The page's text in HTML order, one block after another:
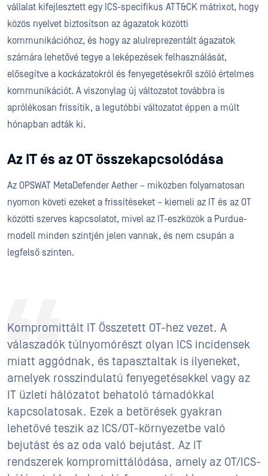
vállalat kifejlesztett egy ICS-specifikus ATT&CK mátrixot, hogy
közös nyelvet biztosítson az ágazatok közötti
kommunikációhoz, és hogy az alulreprezentált ágazatok
számára lehetővé tegye a leképezések felhasználását,
elősegítve a kockázatokról és fenyegetésekről szóló értelmes
kommunikációt. A viszonylag új változatot továbbra is
aprólékosan frissítik, a legutóbbi változatot éppen a múlt
hónapban adták ki.
Az IT és az OT összekapcsolódása
Az OPSWAT MetaDefender Aether – miközben folyamatosan
nyomon követi ezeket a frissítéseket – kiemeli az IT és az OT
közötti szerves kapcsolatot, mivel az IT-eszközök a Purdue-
modell minden szintjén jelen vannak, és nem csupán a
legfelső szinten.
Kompromittált IT Összetett OT-hez vezet. A
válaszadók túlnyomórészt olyan ICS incidensek
miatt aggódnak, és tapasztaltak is ilyeneket,
amelyek rosszindulatú fenyegetésekkel vagy az
IT üzleti hálózatot behatoló támadókkal
kapcsolatosak. Ezek a betörések gyakran
lehetővé teszik az ICS/OT-környezetbe való
bejutást és az oda való bejutást. Az IT
rendszerek kompromittálódása, amely az OT/ICS-